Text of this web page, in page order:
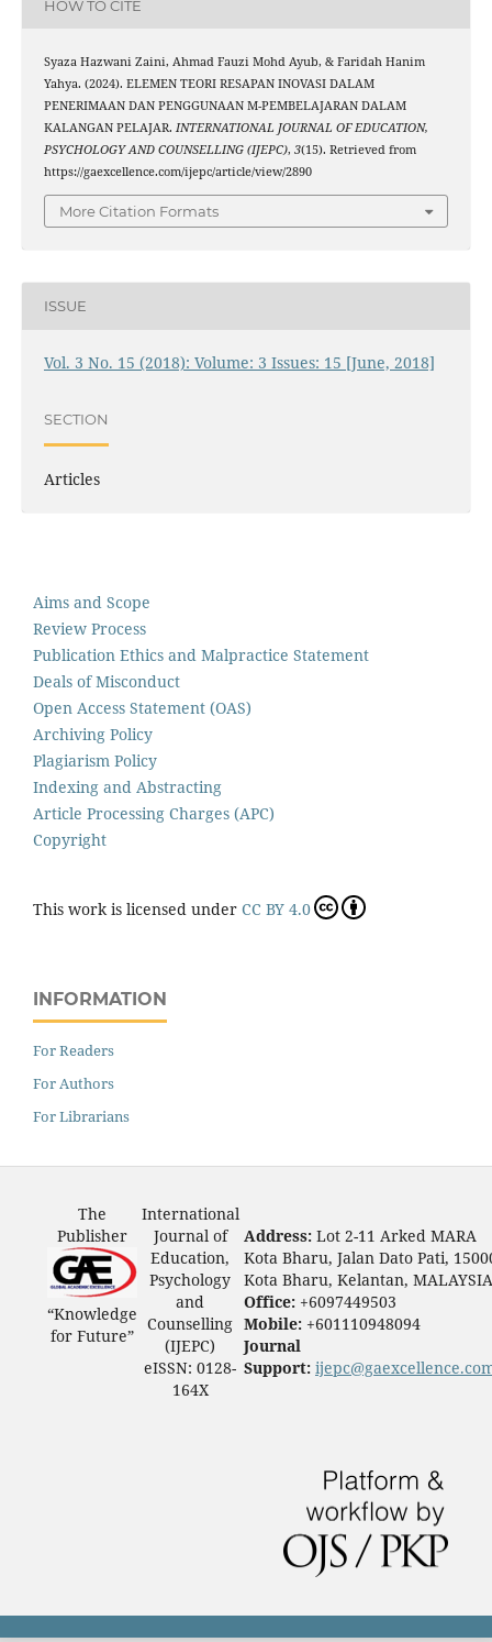
HOW TO CITE
Syaza Hazwani Zaini, Ahmad Fauzi Mohd Ayub, & Faridah Hanim
Yahya. (2024). ELEMEN TEORI RESAPAN INOVASI DALAM
PENERIMAAN DAN PENGGUNAAN M-PEMBELAJARAN DALAM
KALANGAN PELAJAR. INTERNATIONAL JOURNAL OF EDUCATION,
PSYCHOLOGY AND COUNSELLING (IJEPC), 3(15). Retrieved from
https://gaexcellence.com/ijepc/article/view/2890
More Citation Formats
ISSUE
Vol. 3 No. 15 (2018): Volume: 3 Issues: 15 [June, 2018]
SECTION
Articles
Aims and Scope
Review Process
Publication Ethics and Malpractice Statement
Deals of Misconduct
Open Access Statement (OAS)
Archiving Policy
Plagiarism Policy
Indexing and Abstracting
Article Processing Charges (APC)
Copyright
This work is licensed under CC BY 4.0
INFORMATION
For Readers
For Authors
For Librarians
The
Publisher
“Knowledge
for Future”
International
Journal of
Education,
Psychology
and
Counselling
(IJEPC)
eISSN: 0128-
164X
Address: Lot 2-11 Arked MARA
Kota Bharu, Jalan Dato Pati,
Kota Bharu, Kelantan, MALAYSIA
Office: +6097449503
Mobile: +601110948094
Journal
Support: